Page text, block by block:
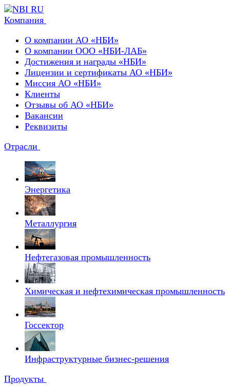
Компания
О компании АО «НБИ»
О компании ООО «НБИ-ЛАБ»
Достижения и награды «НБИ»
Лицензии и сертификаты АО «НБИ»
Миссия АО «НБИ»
Клиенты
Отзывы об АО «НБИ»
Вакансии
Реквизиты
Отрасли
Энергетика
Металлургия
Нефтегазовая промышленность
Химическая и нефтехимическая промышленность
Госсектор
Инфраструктурные бизнес-решения
Продукты